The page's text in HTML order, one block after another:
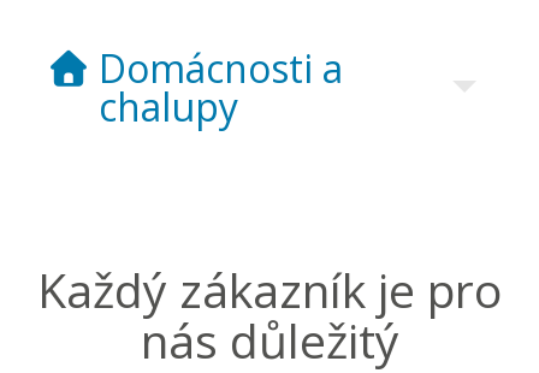
Domácnosti a
chalupy
Každý zákazník je pro
nás důležitý